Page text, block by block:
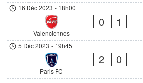
16 Déc 2023 - 18h00
Valenciennes
0 1
5 Déc 2023 - 19h45
Paris FC
2 0